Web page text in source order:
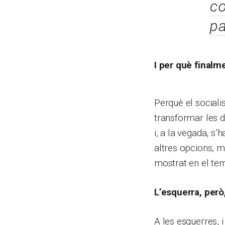
I per què
Perquè el
transformar les
i, a la vegada,
altres opcions,
mostrat en el
L’esquerra,
A les esquerres,